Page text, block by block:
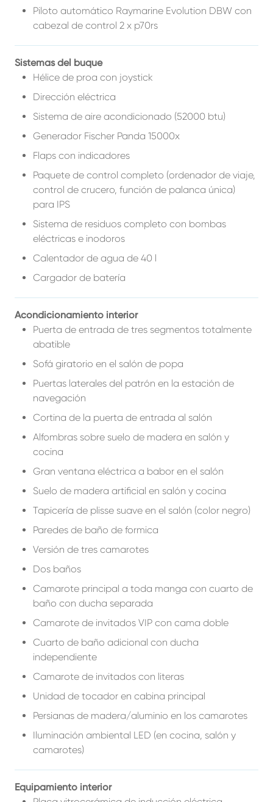
Piloto automático Raymarine Evolution DBW con
cabezal de control 2 x p70rs
Sistemas del buque
Hélice de proa con joystick
Dirección eléctrica
Sistema de aire acondicionado (52000 btu)
Generador Fischer Panda 15000x
Flaps con indicadores
Paquete de control completo (ordenador de viaje,
control de crucero, función de palanca única)
para IPS
Sistema de residuos completo con bombas
eléctricas e inodoros
Calentador de agua de 40 l
Cargador de batería
Acondicionamiento interior
Puerta de entrada de tres segmentos totalmente
abatible
Sofá giratorio en el salón de popa
Puertas laterales del patrón en la estación de
navegación
Cortina de la puerta de entrada al salón
Alfombras sobre suelo de madera en salón y
cocina
Gran ventana eléctrica a babor en el salón
Suelo de madera artificial en salón y cocina
Tapicería de plisse suave en el salón (color negro)
Paredes de baño de formica
Versión de tres camarotes
Dos baños
Camarote principal a toda manga con cuarto de
baño con ducha separada
Camarote de invitados VIP con cama doble
Cuarto de baño adicional con ducha
independiente
Camarote de invitados con literas
Unidad de tocador en cabina principal
Persianas de madera/aluminio en los camarotes
Iluminación ambiental LED (en cocina, salón y
camarotes)
Equipamiento interior